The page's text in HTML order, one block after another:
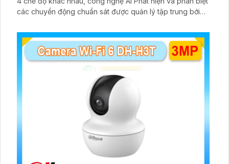
các chuyển động chuẩn sát được quản lý tập trung bởi